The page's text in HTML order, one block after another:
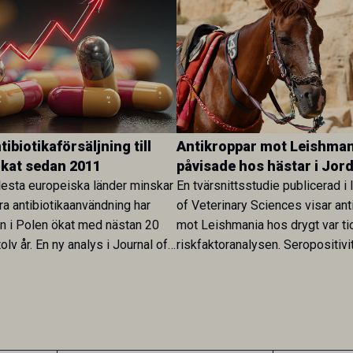
till
sedan 2011
europeiska länder minskar
antibiotikaanvändning har
i Polen ökat med nästan 20
år. En ny analys i Journal of
Antikroppar mot
påvisade hos hästar i
En tvärsnittsstudie publicerad i
of Veterinary Sciences visar
mot Leishmania hos drygt var
riskfaktoranalysen.